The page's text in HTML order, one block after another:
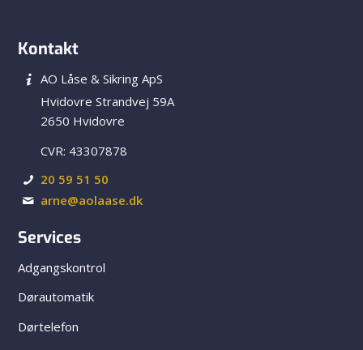
Kontakt
AO Låse & Sikring ApS
Hvidovre Strandvej 59A
2650 Hvidovre
CVR: 43307878
20 59 51 50
arne@aolaase.dk
Services
Adgangskontrol
Dørautomatik
Dørtelefon